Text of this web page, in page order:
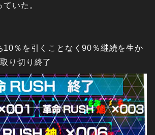
いた。
10％を引くことなく90％継続を生か
り切り終了